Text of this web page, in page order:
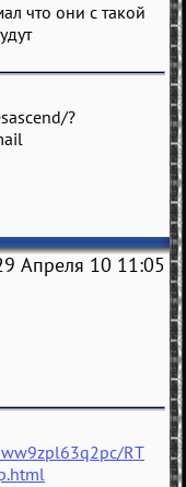
что они с такой
?
Апреля 10 11:05
RT